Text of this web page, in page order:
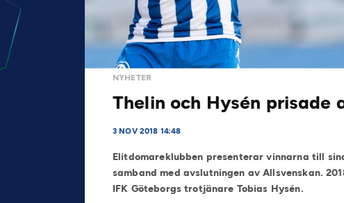
NYHETER
Thelin och Hysén prisade
3 NOV 2018 14:48
Elitdomareklubben presenterar vinnarna till
samband med avslutningen av Allsvenskan.
IFK Göteborgs trotjänare Tobias Hysén.